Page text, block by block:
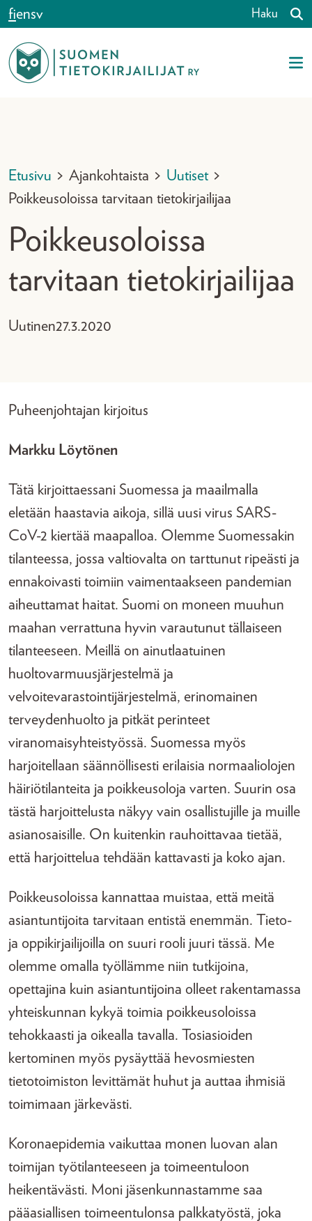
Siirry sisältöön
fiensv Haku
Etusivu > Ajankohtaista > Uutiset >
Poikkeusoloissa tarvitaan tietokirjailijaa
Poikkeusoloissa
tarvitaan tietokirjailijaa
Uutinen27.3.2020
Puheenjohtajan kirjoitus
Markku Löytönen
Tätä kirjoittaessani Suomessa ja maailmalla
eletään haastavia aikoja, sillä uusi virus SARS-
CoV-2 kiertää maapalloa. Olemme Suomessakin
tilanteessa, jossa valtiovalta on tarttunut ripeästi ja
ennakoivasti toimiin vaimentaakseen pandemian
aiheuttamat haitat. Suomi on moneen muuhun
maahan verrattuna hyvin varautunut tällaiseen
tilanteeseen. Meillä on ainutlaatuinen
huoltovarmuusjärjestelmä ja
velvoitevarastointijärjestelmä, erinomainen
terveydenhuolto ja pitkät perinteet
viranomaisyhteistyössä. Suomessa myös
harjoitellaan säännöllisesti erilaisia normaaliolojen
häiriötilanteita ja poikkeusoloja varten. Suurin osa
tästä harjoittelusta näkyy vain osallistujille ja muille
asianosaisille. On kuitenkin rauhoittavaa tietää,
että harjoittelua tehdään kattavasti ja koko ajan.
Poikkeusoloissa kannattaa muistaa, että meitä
asiantuntijoita tarvitaan entistä enemmän. Tieto-
ja oppikirjailijoilla on suuri rooli juuri tässä. Me
olemme omalla työllämme niin tutkijoina,
opettajina kuin asiantuntijoina olleet rakentamassa
yhteiskunnan kykyä toimia poikkeusoloissa
tehokkaasti ja oikealla tavalla. Tosiasioiden
kertominen myös pysäyttää hevosmiesten
tietotoimiston levittämät huhut ja auttaa ihmisiä
toimimaan järkevästi.
Koronaepidemia vaikuttaa monen luovan alan
toimijan työtilanteeseen ja toimeentuloon
heikentävästi. Moni jäsenkunnastamme saa
pääasiallisen toimeentulonsa palkkatyöstä, joka